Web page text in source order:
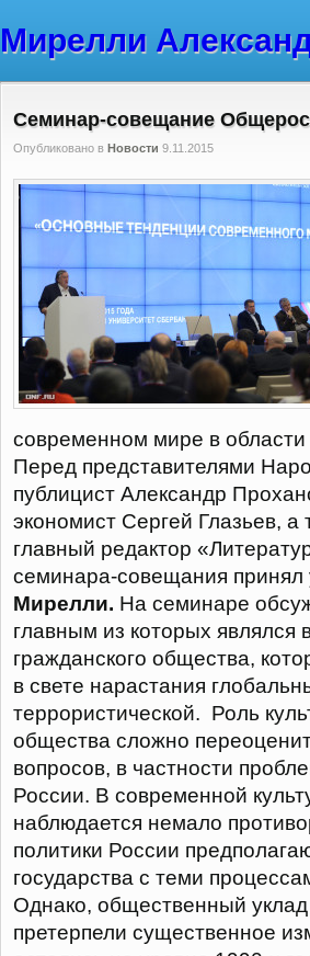
Мирелли
Семинар-совещание
Опубликовано в Новости 9.11.2015
современном мире в
Перед представителями
публицист Александр
экономист Сергей Глазьев,
главный редактор
семинара-совещания принял
Мирелли. На семинаре
главным из которых являлся
гражданского общества,
в свете нарастания
террористической. Роль
общества сложно
вопросов, в частности
России. В современной
наблюдается немало
политики России
государства с теми
Однако, общественный
претерпели существенное